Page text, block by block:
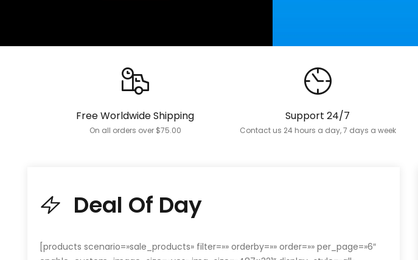
Free Worldwide Shipping
On all orders over $75.00
Support 24/7
Contact us 24 hours a day, 7 days a week
Deal Of Day
[products scenario=»sale_products» filter=»» orderby=»» order=»» per_page=»6″